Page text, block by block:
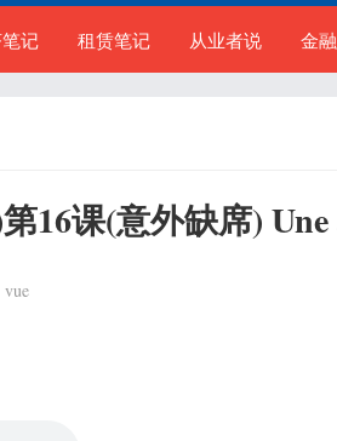
记 租赁笔记 从业者说 金
16课(意外缺席) Une
vue